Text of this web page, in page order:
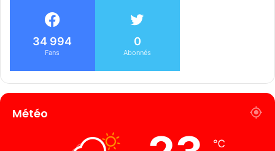
34 994
Fans
0
Abonnés
Météo
℃